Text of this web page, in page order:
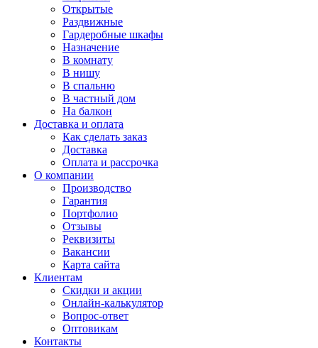
Открытые
Раздвижные
Гардеробные шкафы
Назначение
В комнату
В нишу
В спальню
В частный дом
На балкон
Доставка и оплата
Как сделать заказ
Доставка
Оплата и рассрочка
О компании
Производство
Гарантия
Портфолио
Отзывы
Реквизиты
Вакансии
Карта сайта
Клиентам
Скидки и акции
Онлайн-калькулятор
Вопрос-ответ
Оптовикам
Контакты